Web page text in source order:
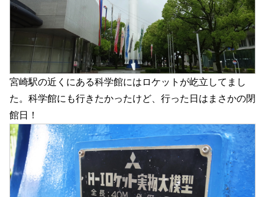
宮崎駅の近くにある科学館にはロケットが屹立してまし
た。科学館にも行きたかったけど、行った日はまさかの閉
館日！